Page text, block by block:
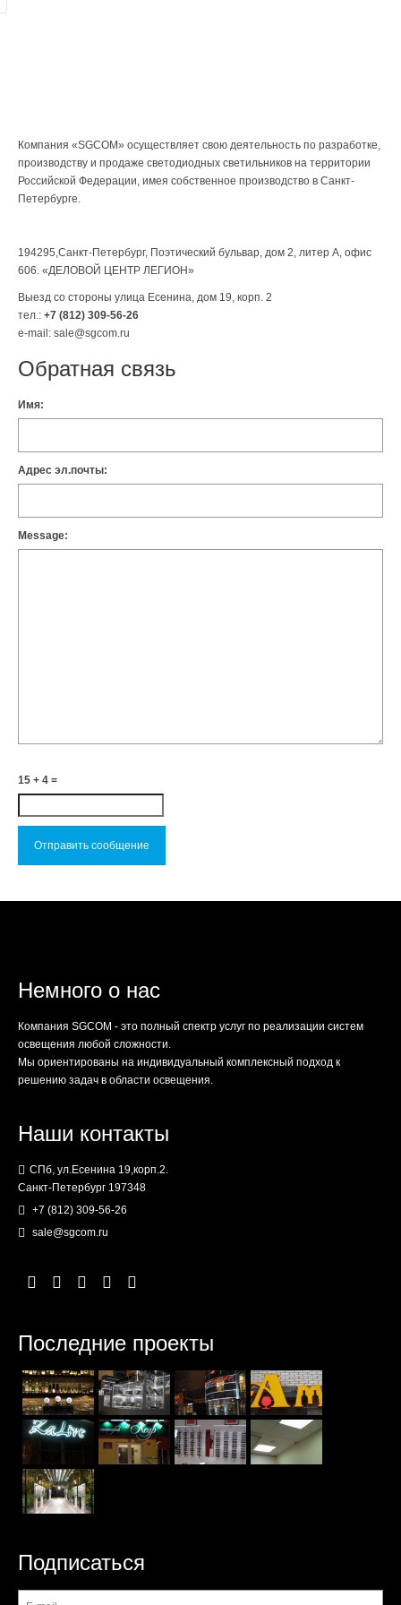
Компания «SGCOM» осуществляет свою деятельность по разработке,
производству и продаже светодиодных светильников на территории
Российской Федерации, имея собственное производство в Санкт-
Петербурге.
194295,Санкт-Петербург, Поэтический бульвар, дом 2, литер А, офис
606. «ДЕЛОВОЙ ЦЕНТР ЛЕГИОН»
Выезд со стороны улица Есенина, дом 19, корп. 2
тел.: +7 (812) 309-56-26
e-mail: sale@sgcom.ru
Обратная связь
Имя:
Адрес эл.почты:
Message:
15 + 4 =
Немного о нас
Компания SGCOM - это полный спектр услуг по реализации систем
освещения любой сложности.
Мы ориентированы на индивидуальный комплексный подход к
решению задач в области освещения.
Наши контакты
СПб, ул.Есенина 19,корп.2.
Санкт-Петербург 197348
+7 (812) 309-56-26
sale@sgcom.ru
Последние проекты
Подписаться